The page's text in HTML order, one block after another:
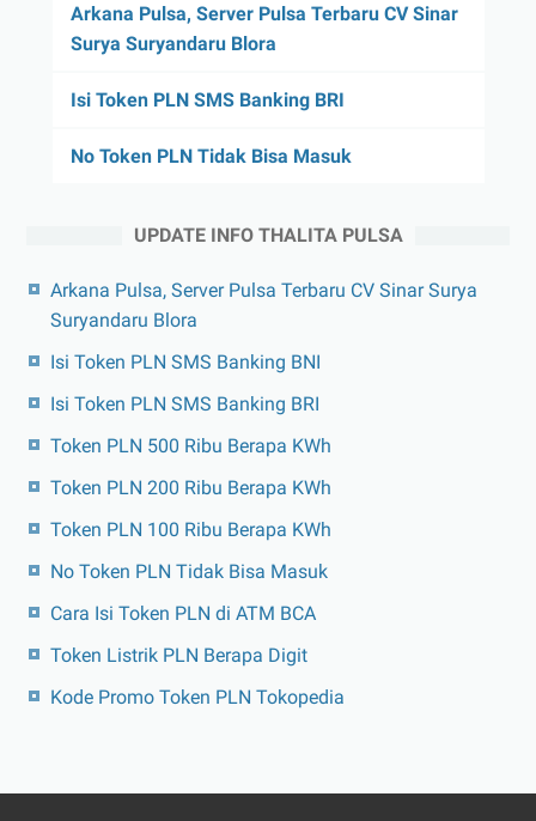
Arkana Pulsa, Server Pulsa Terbaru CV Sinar
Surya Suryandaru Blora
Isi Token PLN SMS Banking BRI
No Token PLN Tidak Bisa Masuk
UPDATE INFO THALITA PULSA
Arkana Pulsa, Server Pulsa Terbaru CV Sinar Surya
Suryandaru Blora
Isi Token PLN SMS Banking BNI
Isi Token PLN SMS Banking BRI
Token PLN 500 Ribu Berapa KWh
Token PLN 200 Ribu Berapa KWh
Token PLN 100 Ribu Berapa KWh
No Token PLN Tidak Bisa Masuk
Cara Isi Token PLN di ATM BCA
Token Listrik PLN Berapa Digit
Kode Promo Token PLN Tokopedia